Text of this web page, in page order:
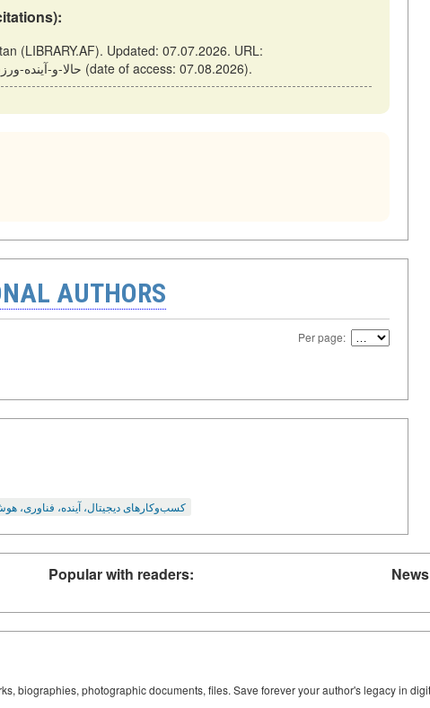
https://library.af/m/articles/view/حالا-و-آینده-ورزش-های-الکترونیکی (date of access: 07.08.2026).
AUTHORS
Per page:
کسب‌وکارهای دیجیتال، آینده، فناوری،
Popular with readers:
biographies, photographic documents, files. Save forever your author's legacy in